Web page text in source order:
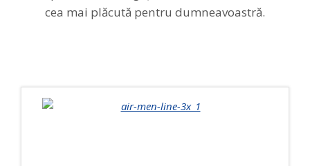
cea mai plăcută pentru dumneavoastră.